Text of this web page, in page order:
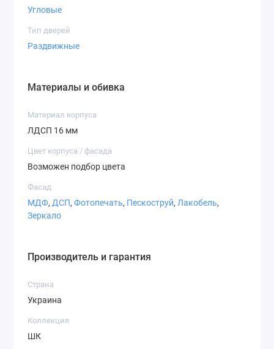
Венге магия
Пленка Oracal
010 Белый
Угловые
Тип дверей
Раздвижные
Материалы и обивка
Материал корпуса
ЛДСП 16 мм
Цвет корпуса / фасада
Возможен подбор цвета
Фасад
МДФ, ДСП, Фотопечать, Пескоструй, Лакобель,
Зеркало
Производитель и гарантия
Страна
Украина
Коллекция
ШК